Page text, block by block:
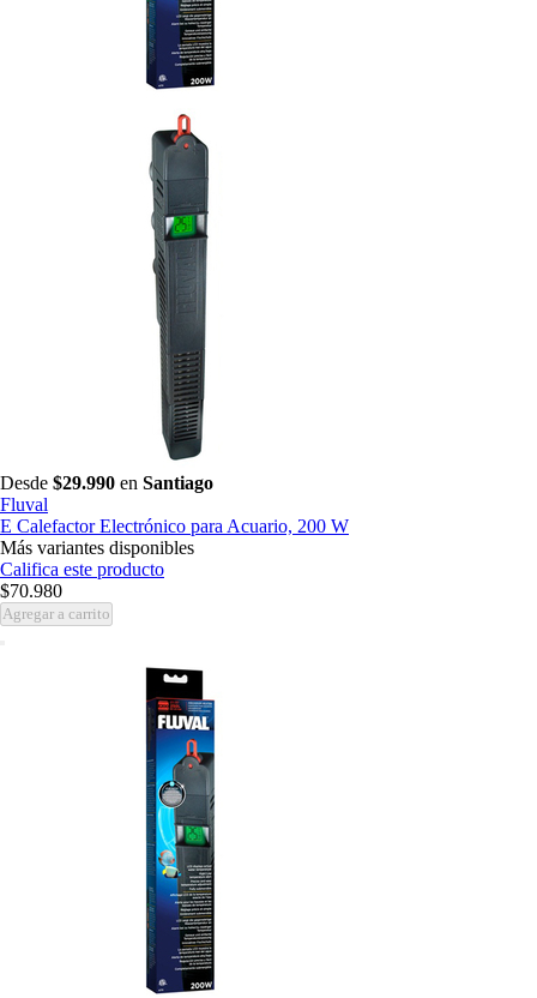
Desde $29.990 en Santiago
Fluval
E Calefactor Electrónico para Acuario, 200 W
Más variantes disponibles
Califica este producto
$70.980
Agregar a carrito